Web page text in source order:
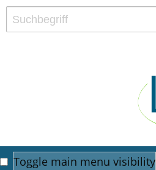
Toggle main menu visibility